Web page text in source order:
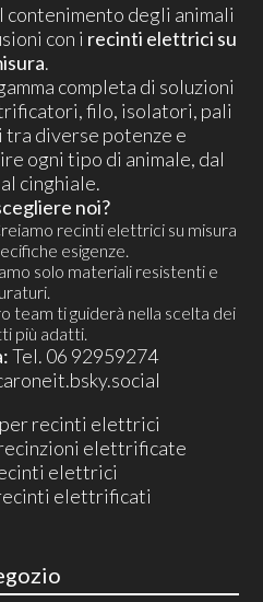
degli animali
con i recinti elettrici su
.
completa di soluzioni
filo, isolatori, pali
tra diverse potenze e
ogni tipo di animale, dal
cinghiale.
noi?
recinti elettrici su misura
esigenze.
solo materiali resistenti e
team ti guiderà nella scelta dei
più adatti.
Tel. 06 92959274
recinti elettrici
elettrificate
elettrici
elettrificati